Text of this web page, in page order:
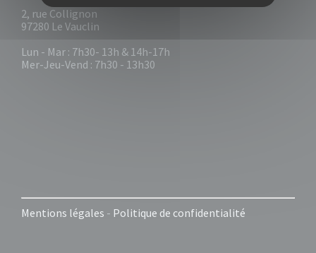
2, rue Collignon
97280 Le Vauclin
Lun - Mar : 7h30- 13h & 14h-17h
Mer-Jeu-Vend : 7h30 - 13h30
Mentions légales - Politique de confidentialité